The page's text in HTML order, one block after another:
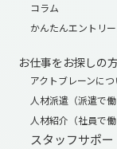
コラム
かんたんエントリー
お仕事をお探しの
アクトブレーンにつ
人材派遣（派遣で働
人材紹介（社員で働
スタッフサポー